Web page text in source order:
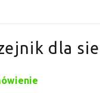
dla